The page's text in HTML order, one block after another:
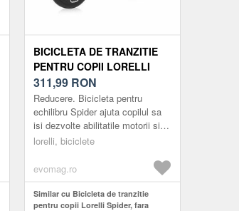
BICICLETA DE TRANZITIE
PENTRU COPII LORELLI
SPIDER, FARA PEDALE,
ROTI MARI, ALB
311,99 RON
Reducere. Bicicleta pentru
echilibru Spider ajuta copilul sa
isi dezvolte abilitatile motorii si
sa isi mentina echilibrul. Este o
lorelli, biciclete
evomag.ro
Similar cu Bicicleta de tranzitie
pentru copii Lorelli Spider, fara